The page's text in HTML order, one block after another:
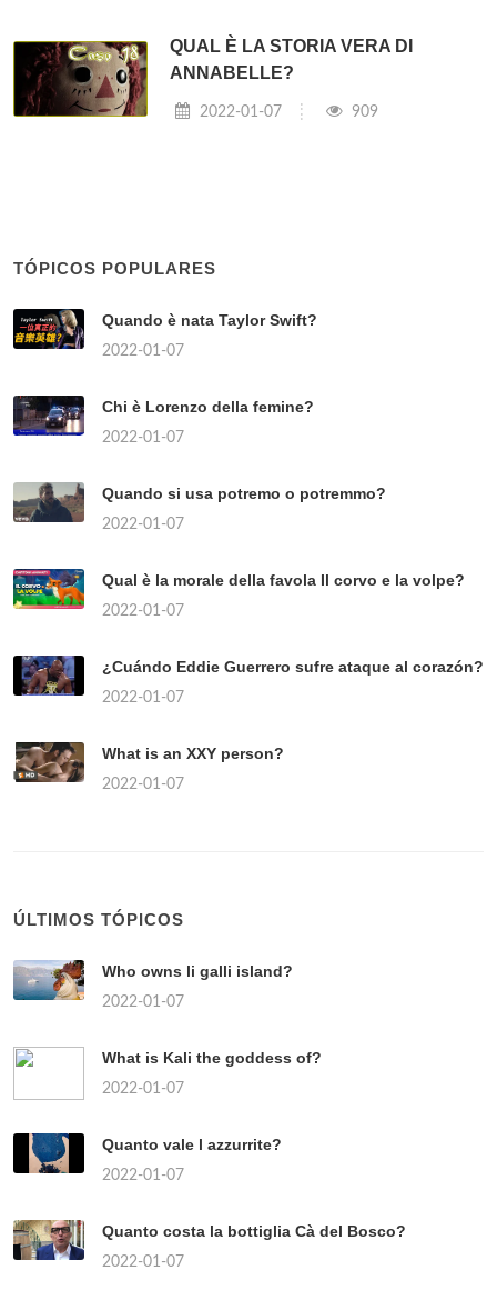
QUAL È LA STORIA VERA DI
ANNABELLE?
2022-01-07 909
TÓPICOS POPULARES
Quando è nata Taylor Swift?
2022-01-07
Chi è Lorenzo della femine?
2022-01-07
Quando si usa potremo o potremmo?
2022-01-07
Qual è la morale della favola Il corvo e la volpe?
2022-01-07
¿Cuándo Eddie Guerrero sufre ataque al corazón?
2022-01-07
What is an XXY person?
2022-01-07
ÚLTIMOS TÓPICOS
Who owns li galli island?
2022-01-07
What is Kali the goddess of?
2022-01-07
Quanto vale l azzurrite?
2022-01-07
Quanto costa la bottiglia Cà del Bosco?
2022-01-07